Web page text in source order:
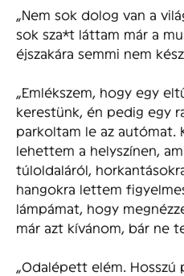
„Nem sok dolog van a
sok sza*t láttam már a
éjszakára semmi nem
„Emlékszem, hogy egy
kerestünk, én pedig egy
parkoltam le az autómat.
lehettem a helyszínen,
túloldaláról,
hangokra lettem
lámpámat, hogy
már azt kívánom, bár ne
„Odalépett elém. Hosszú